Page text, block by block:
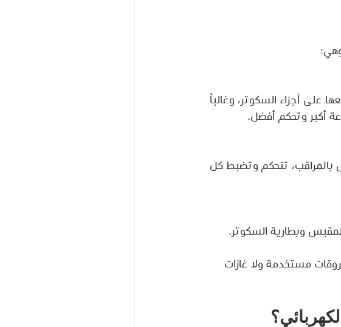
وهي:
على أجزاء السكوتر، وغالباً
أكبر وتحكم أفضل.
بالمراقب، تتحكم وتضبط كل
وبطارية السكوتر.
مستخدمة ولا غازات